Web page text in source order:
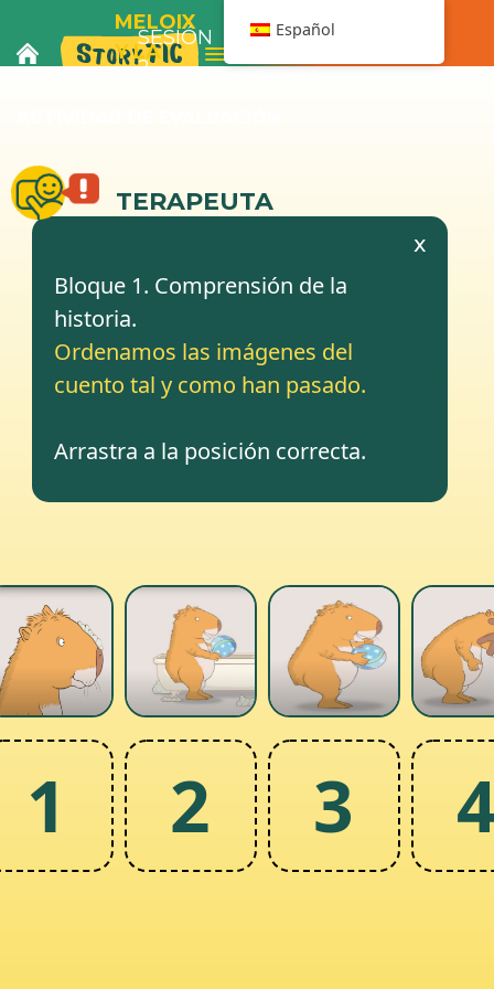
MELOIX
Y LA
SESIÓN
2
TERAPEUTA
x
Bloque 1. Comprensión de la
historia.
Ordenamos las imágenes del
cuento tal y como han pasado.
Arrastra a la posición correcta.
1 2 3
Español